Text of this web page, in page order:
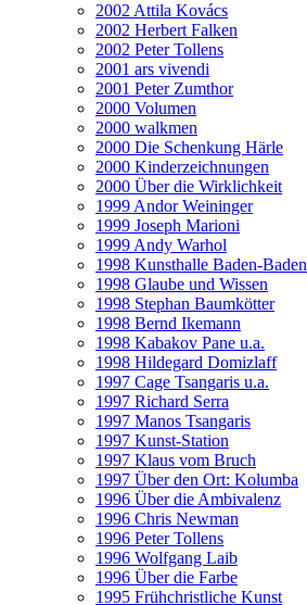
2002 Attila Kovács
2002 Herbert Falken
2002 Peter Tollens
2001 ars vivendi
2001 Peter Zumthor
2000 Volumen
2000 walkmen
2000 Die Schenkung Härle
2000 Kinderzeichnungen
2000 Über die Wirklichkeit
1999 Andor Weininger
1999 Joseph Marioni
1999 Andy Warhol
1998 Kunsthalle Baden-Baden
1998 Glaube und Wissen
1998 Stephan Baumkötter
1998 Bernd Ikemann
1998 Kabakov Pane u.a.
1998 Hildegard Domizlaff
1997 Cage Tsangaris u.a.
1997 Richard Serra
1997 Manos Tsangaris
1997 Kunst-Station
1997 Klaus vom Bruch
1997 Über den Ort: Kolumba
1996 Über die Ambivalenz
1996 Chris Newman
1996 Peter Tollens
1996 Wolfgang Laib
1996 Über die Farbe
1995 Frühchristliche Kunst